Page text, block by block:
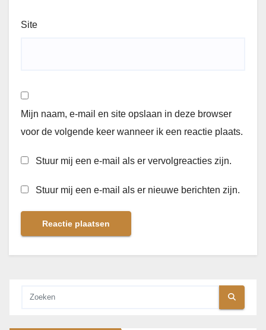
Site
Mijn naam, e-mail en site opslaan in deze browser
voor de volgende keer wanneer ik een reactie plaats.
Stuur mij een e-mail als er vervolgreacties zijn.
Stuur mij een e-mail als er nieuwe berichten zijn.